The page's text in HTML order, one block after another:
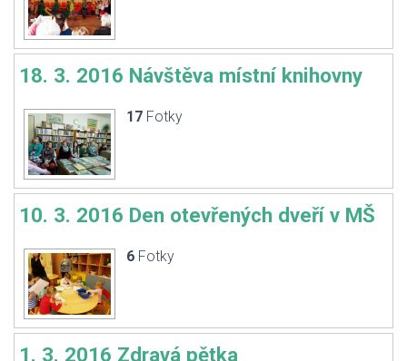
18. 3. 2016 Návštěva místní knihovny
17 Fotky
10. 3. 2016 Den otevřených dveří v MŠ
6 Fotky
1. 3. 2016 Zdravá pětka